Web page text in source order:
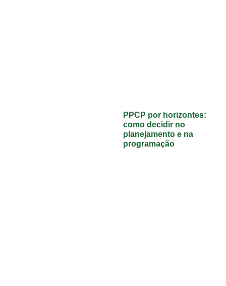
PPCP por horizontes:
como decidir no
planejamento e na
programação